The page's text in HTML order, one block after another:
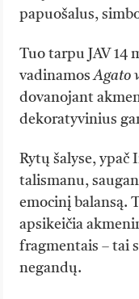
papuošalus,
Tuo tarpu JAV 14
vadinamosAgato
dovanojant
dekoratyvinius
Rytų šalyse, ypač
talismanu,
emocinį balansą.
apsikeičia
fragmentais – tai
negandų.